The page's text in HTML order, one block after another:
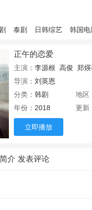
泰剧 日韩综艺 韩国电
正午的恋爱
主演： 李源根 高俊 郑
导演： 刘英恩
分类： 韩剧 地区
年份： 2018 更新
立即播放
介 发表评论